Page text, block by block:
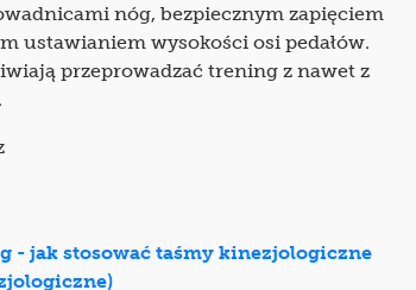
nóg, bezpiecznym zapięciem
ustawianiem wysokości osi pedałów.
przeprowadzać trening z nawet z
- jak stosować taśmy kinezjologiczne